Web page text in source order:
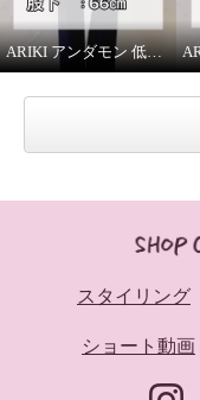
ARIKI アンダモン 低身長スタッフがはいてみました！
スタイリング
ショート動画